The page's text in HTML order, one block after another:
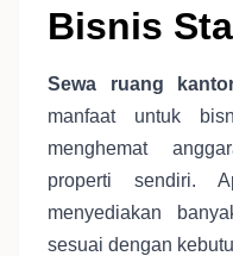
Bisnis
Sewa ruang
manfaat untuk
menghemat
properti sendiri.
menyediakan
sesuai dengan